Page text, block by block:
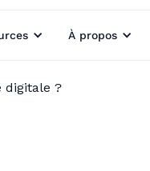
À propos
digitale ?